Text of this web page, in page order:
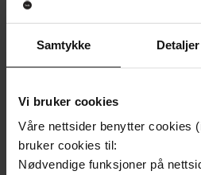
Samtykke Detaljer
Vi bruker cookies
Våre nettsider benytter cookies
bruker cookies til:
Nødvendige funksjoner på